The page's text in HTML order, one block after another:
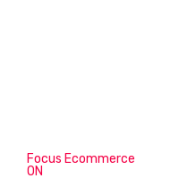
Focus Ecommerce
ON